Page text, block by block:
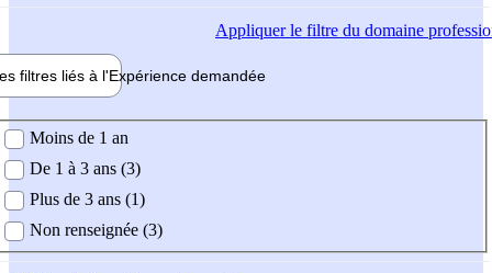
Appliquerle filtre du domaine
filtres liés à l'Expérience demandée
demandée
Moins de 1 an
De 1 à 3 ans (3)
Plus de 3 ans (1)
Non renseignée (3)